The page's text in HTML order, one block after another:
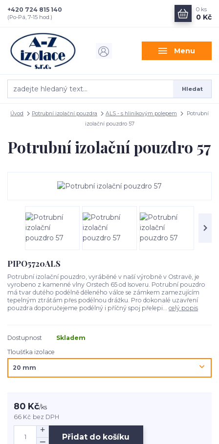
Menu
Hledat
+420 724 815 140
(Po-Pá, 7-15 hod.)
0 ks
0 Kč
Úvod Potrubní izolační pouzdra ALS - s hliníkovým polepem
Potrubní
izolační pouzdro 57
Potrubní izolační pouzdro 57
PIPO5720ALS
Potrubní izolační pouzdro, vyráběné v naší výrobně v Ostravě, je
vyrobeno z kamenné vlny Orstech 65 od Isoveru. Potrubní pouzdro
má tvar dutého podélně děleného válce se zámkem zamezujícím
tepelným ztrátám přes podélnou drážku. Pro dokonalé uzavření
pouzdra doporučejeme podélný i příčný spoj přelepi... celý popis
Dostupnost
Skladem
Tloušťka izolace
80 Kč/ks
66 Kč bez DPH
Přidat do košíku